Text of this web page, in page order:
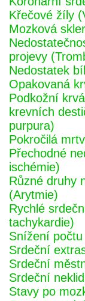
Křečové žíly
Mozková
projevy
Nedostatek
Opakovaná
Podkožní
krevních
purpura)
Pokročilá
Přechodné
ischémie)
Různé druhy
(Arytmie)
Rychlé
tachykardie)
Snížení
Srdeční
Srdeční
Srdeční
Stavy po